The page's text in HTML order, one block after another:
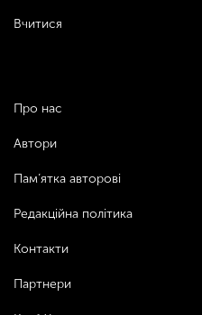
Вчитися
Про нас
Автори
Пам’ятка авторові
Редакційна політика
Контакти
Партнери